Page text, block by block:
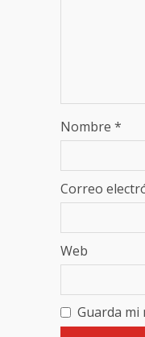
Nombre *
Correo
Web
Guarda mi